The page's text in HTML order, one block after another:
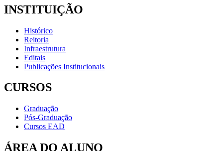
INSTITUIÇÃO
Histórico
Reitoria
Infraestrutura
Editais
Publicações Institucionais
CURSOS
Graduação
Pós-Graduação
Cursos EAD
ÁREA DO ALUNO